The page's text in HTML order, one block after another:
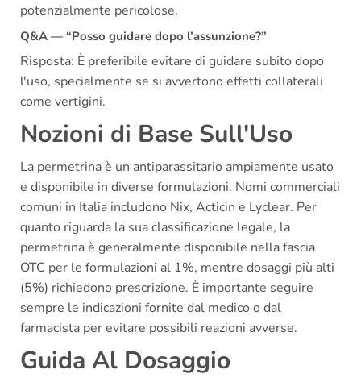
potenzialmente pericolose.
Q&A — “Posso guidare dopo l’assunzione?”
Risposta: È preferibile evitare di guidare subito dopo
l'uso, specialmente se si avvertono effetti collaterali
come vertigini.
Nozioni di Base Sull'Uso
La permetrina è un antiparassitario ampiamente usato
e disponibile in diverse formulazioni. Nomi commerciali
comuni in Italia includono Nix, Acticin e Lyclear. Per
quanto riguarda la sua classificazione legale, la
permetrina è generalmente disponibile nella fascia
OTC per le formulazioni al 1%, mentre dosaggi più alti
(5%) richiedono prescrizione. È importante seguire
sempre le indicazioni fornite dal medico o dal
farmacista per evitare possibili reazioni avverse.
Guida Al Dosaggio